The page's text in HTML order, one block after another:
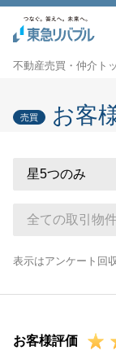
不動産売買・仲介ト
売買 お客
表示はアンケート回
お客様評価